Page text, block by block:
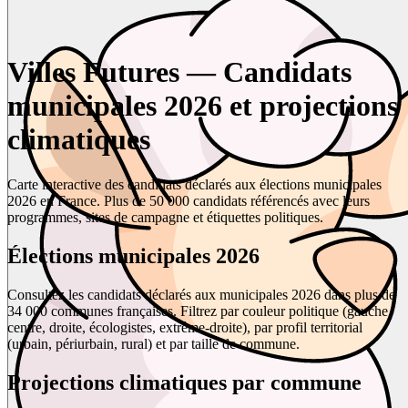
Villes Futures — Candidats
municipales 2026 et projections
climatiques
Carte interactive des candidats déclarés aux élections municipales
2026 en France. Plus de 50 000 candidats référencés avec leurs
programmes, sites de campagne et étiquettes politiques.
Élections municipales 2026
Consultez les candidats déclarés aux municipales 2026 dans plus de
34 000 communes françaises. Filtrez par couleur politique (gauche,
centre, droite, écologistes, extrême-droite), par profil territorial
(urbain, périurbain, rural) et par taille de commune.
Projections climatiques par commune